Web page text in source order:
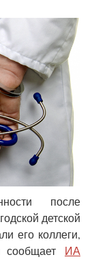
после
детской
его коллеги,
сообщает ИА